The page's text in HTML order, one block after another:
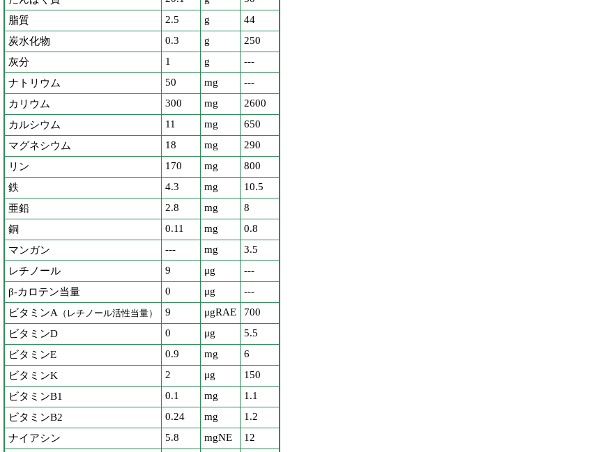
脂質
2.5 g
44
炭水化物
0.3 g
250
灰分
1 g
---
ナトリウム
50 mg
---
カリウム
300 mg
2600
カルシウム
11 mg
650
マグネシウム
18 mg
290
リン
170 mg
800
鉄
4.3 mg
10.5
亜鉛
2.8 mg
8
銅
0.11 mg
0.8
マンガン
--- mg
3.5
レチノール
9 μg
---
β-カロテン当量
0 μg
---
ビタミンA（レチノール活性当量） 9 μgRAE
700
ビタミンD
0 μg
5.5
ビタミンE
0.9 mg
6
ビタミンK
2 μg
150
ビタミンB1
0.1 mg
1.1
ビタミンB2
0.24 mg
1.2
ナイアシン
5.8 mgNE
12